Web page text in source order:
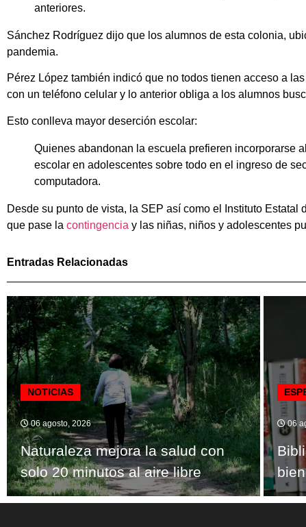
anteriores.
Sánchez Rodríguez dijo que los alumnos de esta colonia,
pandemia.
Pérez López también indicó que no todos tienen acceso a
con un teléfono celular y lo anterior obliga a los alumnos
Esto conlleva mayor deserción escolar:
Quienes abandonan la escuela prefieren incorporarse
escolar en adolescentes sobre todo en el ingreso de
computadora.
Desde su punto de vista, la SEP así como el Instituto
que pase la contingencia y las niñas, niños y adolescentes
Entradas Relacionadas
NOTICIAS
06 agosto, 2026
Naturaleza mejora la salud con
solo 20 minutos al aire libre
06